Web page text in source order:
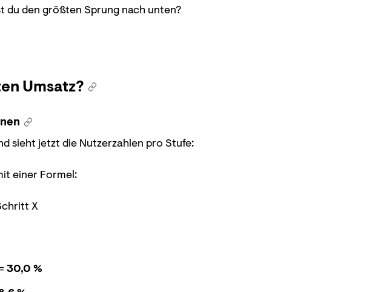
den größten Sprung nach unten?
Umsatz?
sieht jetzt die Nutzerzahlen pro Stufe:
einer Formel:
X
30,0 %